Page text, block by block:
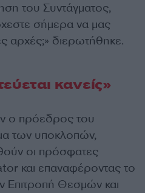
του Συντάγματος,
σήμερα να μας
αρχές;» διερωτήθηκε.
κανείς»
ο πρόεδρος του
των υποκλοπών,
οι πρόσφατες
και επαναφέροντας το
Επιτροπή Θεσμών και